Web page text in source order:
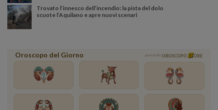
Trovato l’innesco dell’incendio: la pista del dolo
scuote l’Aquilano e apre nuovi scenari
Oroscopo del Giorno powered by OROSCOPO ORE